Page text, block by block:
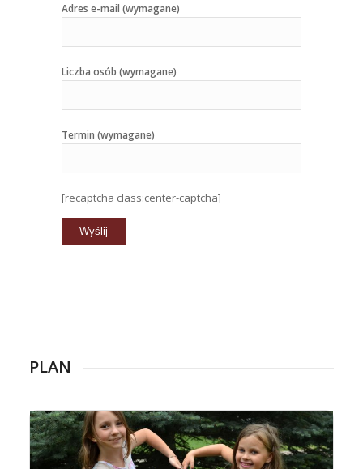
Adres e-mail (wymagane)
Liczba osób (wymagane)
Termin (wymagane)
[recaptcha class:center-captcha]
PLAN